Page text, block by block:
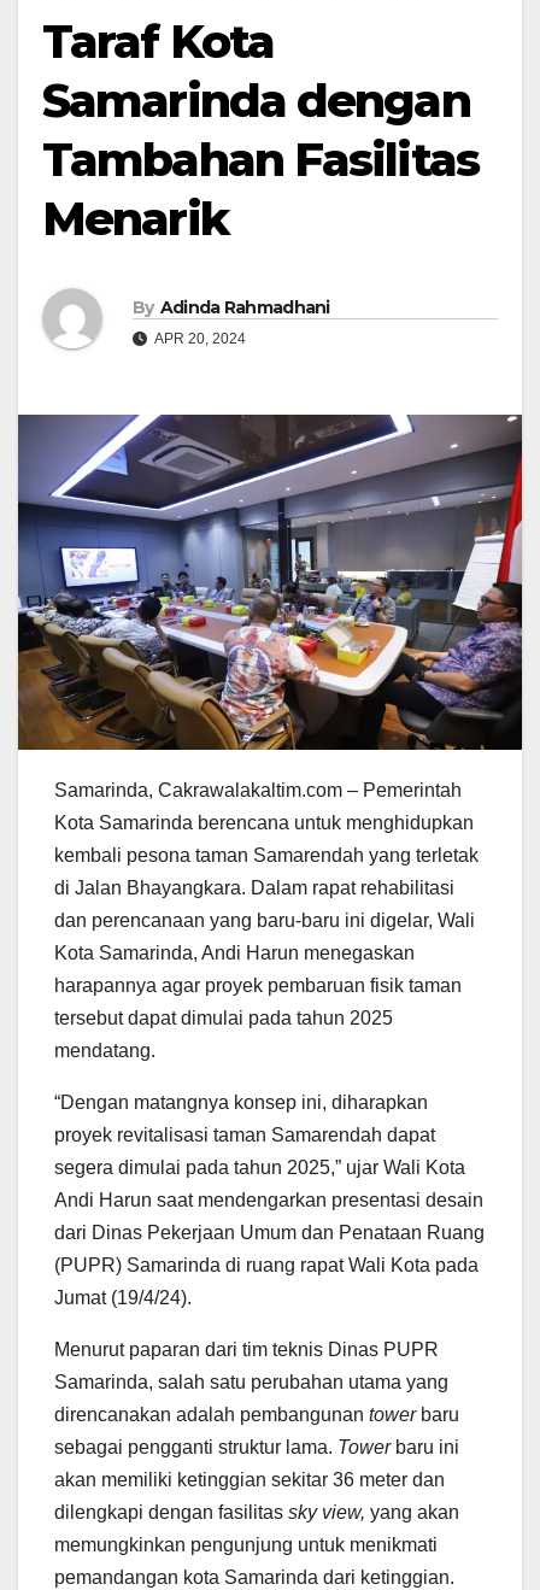
Taraf Kota
Samarinda dengan
Tambahan Fasilitas
Menarik
By Adinda Rahmadhani
APR 20, 2024
Samarinda, Cakrawalakaltim.com – Pemerintah
Kota Samarinda berencana untuk menghidupkan
kembali pesona taman Samarendah yang terletak
di Jalan Bhayangkara. Dalam rapat rehabilitasi
dan perencanaan yang baru-baru ini digelar, Wali
Kota Samarinda, Andi Harun menegaskan
harapannya agar proyek pembaruan fisik taman
tersebut dapat dimulai pada tahun 2025
mendatang.
“Dengan matangnya konsep ini, diharapkan
proyek revitalisasi taman Samarendah dapat
segera dimulai pada tahun 2025,” ujar Wali Kota
Andi Harun saat mendengarkan presentasi desain
dari Dinas Pekerjaan Umum dan Penataan Ruang
(PUPR) Samarinda di ruang rapat Wali Kota pada
Jumat (19/4/24).
Menurut paparan dari tim teknis Dinas PUPR
Samarinda, salah satu perubahan utama yang
direncanakan adalah pembangunan towerbaru
sebagai pengganti struktur lama. Towerbaru ini
akan memiliki ketinggian sekitar 36 meter dan
dilengkapi dengan fasilitas sky view, yang akan
memungkinkan pengunjung untuk menikmati
pemandangan kota Samarinda dari ketinggian.